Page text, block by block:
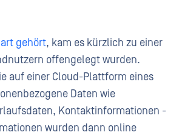
gehört, kam es kürzlich zu einer
offengelegt wurden.
auf einer Cloud-Plattform eines
Daten wie
Kontaktinformationen -
wurden dann online